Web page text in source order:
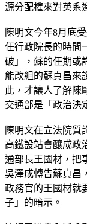
源分配權來對英系
陳明文今年8月底
任行政院長的時間
破」，蘇的任期或
能改組的蘇貞昌來
此，才讓人了解陳
交通部是「政治決
陳明文在立法院質
高鐵設站會釀成政
通部長王國材，把
吳澤成轉告蘇貞昌
政務官的王國材就
子」的暗示。